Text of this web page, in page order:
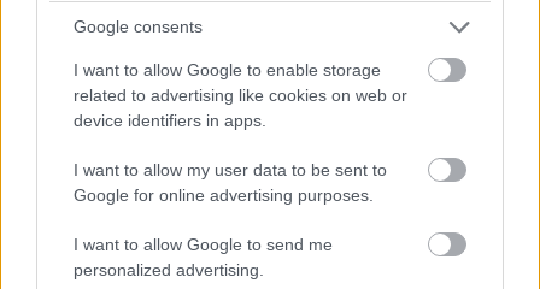
Google consents
I want to allow Google to enable storage
related to advertising like cookies on web or
device identifiers in apps.
I want to allow my user data to be sent to
Google for online advertising purposes.
I want to allow Google to send me
personalized advertising.
o pár rokov zastaraný a zrelý na rekonštrukciu. „Stavať
sme začali pred šiestimi rokmi a bývame tu asi štyri. Idea
však vznikla už v roku 2002. Na Slovensku vtedy
Grossmann. Na zabezpečenie tepelného komfortu si už
v tom čase vybrali tepelné čerpadlo. „Inšpiroval nás jeden
náš priateľ, ktorý nás zobral do Francúzska a ukázal nám,
čo to vlastne tepelné čerpadlo je. Bol to zážitok. Lebo iné